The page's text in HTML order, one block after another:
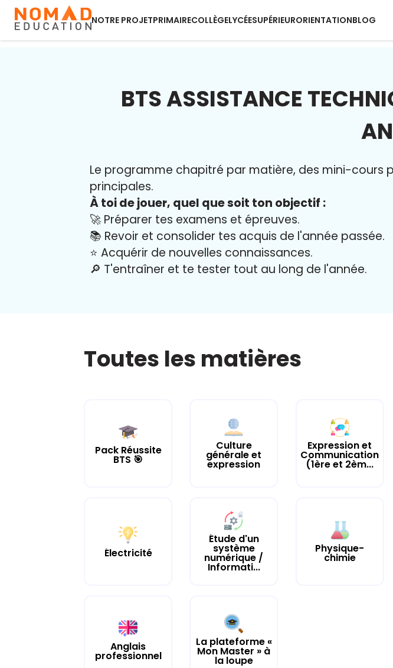
NOTRE PROJETPRIMAIRECOLLÈGELYCÉESUPÉRIEURORIENTATIONBLOG
BTS ASSISTANCE
Le programme chapitré par matière, des mini-cours
principales.
À toi de jouer, quel que soit ton objectif :
🚀 Préparer tes examens et épreuves.
📚 Revoir et consolider tes acquis de l'année passée.
⭐️ Acquérir de nouvelles connaissances.
🔎 T'entraîner et te tester tout au long de l'année.
Toutes les matières
Pack Réussite
BTS 🎯
Culture
générale et
expression
Expression et
Communication
(1ère et 2èm...
Électricité
Étude d'un
système
numérique /
Informati...
Physique-
chimie
Anglais
professionnel
La plateforme «
Mon Master » à
la loupe